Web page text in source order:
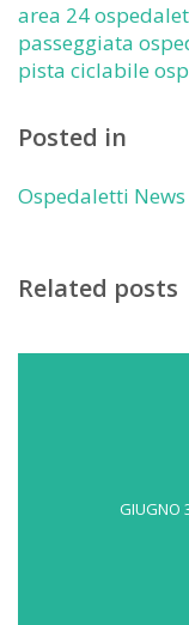
area 24
passeggiata
pista ciclabile
Posted in
Ospedaletti News
Related posts
GIUGNO